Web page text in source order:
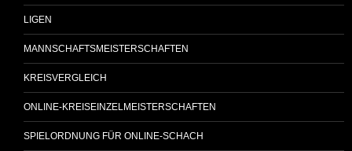
LIGEN
MANNSCHAFTSMEISTERSCHAFTEN
KREISVERGLEICH
ONLINE-KREISEINZELMEISTERSCHAFTEN
SPIELORDNUNG FÜR ONLINE-SCHACH